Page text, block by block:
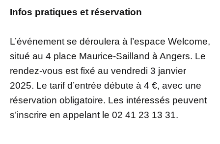
Infos pratiques et réservation
L’événement se déroulera à l’espace Welcome,
situé au 4 place Maurice-Sailland à Angers. Le
rendez-vous est fixé au vendredi 3 janvier
2025. Le tarif d’entrée débute à 4 €, avec une
réservation obligatoire. Les intéressés peuvent
s’inscrire en appelant le 02 41 23 13 31.